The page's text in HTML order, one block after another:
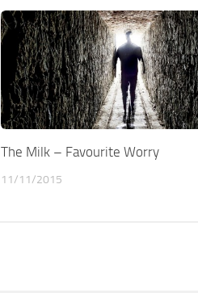
The Milk – Favourite Worry
11/11/2015